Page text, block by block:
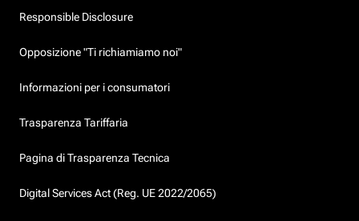
Responsible Disclosure
Opposizione "Ti richiamiamo noi"
Informazioni per i consumatori
Trasparenza Tariffaria
Pagina di Trasparenza Tecnica
Digital Services Act (Reg. UE 2022/2065)